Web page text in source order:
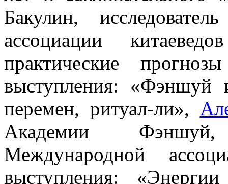
Бакулин,
ассоциации
практические
выступления: «Фэншуй
перемен, ритуал-ли»,
Академии
Международной
выступления: